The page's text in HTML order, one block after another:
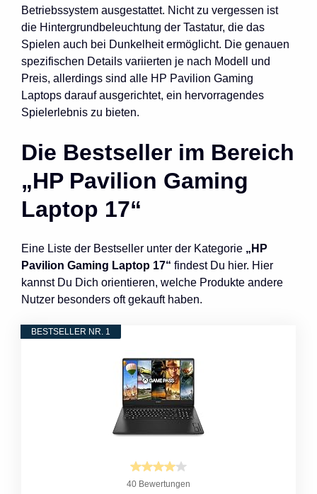
Betriebssystem ausgestattet. Nicht zu vergessen ist
die Hintergrundbeleuchtung der Tastatur, die das
Spielen auch bei Dunkelheit ermöglicht. Die genauen
spezifischen Details variierten je nach Modell und
Preis, allerdings sind alle HP Pavilion Gaming
Laptops darauf ausgerichtet, ein hervorragendes
Spielerlebnis zu bieten.
Die Bestseller im Bereich
„HP Pavilion Gaming
Laptop 17“
Eine Liste der Bestseller unter der Kategorie „HP
Pavilion Gaming Laptop 17“ findest Du hier. Hier
kannst Du Dich orientieren, welche Produkte andere
Nutzer besonders oft gekauft haben.
BESTSELLER NR. 1
40 Bewertungen